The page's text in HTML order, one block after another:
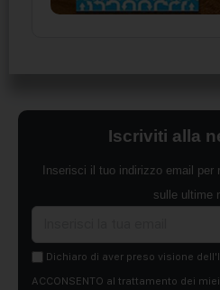
Iscriviti alla
Inserisci il tuo indirizzo email per
sulle ultime
Dichiaro di aver preso visione
ACCONSENTO al trattamento dei